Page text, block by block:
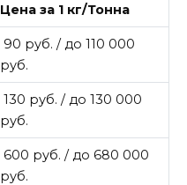
Цена за 1 кг/Тонна
90 руб. / до 110 000
руб.
130 руб. / до 130 000
руб.
600 руб. / до 680 000
руб.